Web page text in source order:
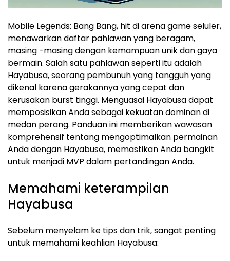
Mobile Legends: Bang Bang, hit di arena game seluler,
menawarkan daftar pahlawan yang beragam,
masing -masing dengan kemampuan unik dan gaya
bermain. Salah satu pahlawan seperti itu adalah
Hayabusa, seorang pembunuh yang tangguh yang
dikenal karena gerakannya yang cepat dan
kerusakan burst tinggi. Menguasai Hayabusa dapat
memposisikan Anda sebagai kekuatan dominan di
medan perang. Panduan ini memberikan wawasan
komprehensif tentang mengoptimalkan permainan
Anda dengan Hayabusa, memastikan Anda bangkit
untuk menjadi MVP dalam pertandingan Anda.
Memahami keterampilan
Hayabusa
Sebelum menyelam ke tips dan trik, sangat penting
untuk memahami keahlian Hayabusa: